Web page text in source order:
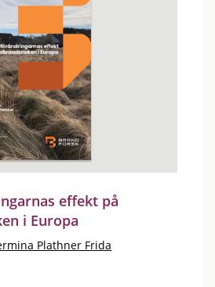
effekt på
i Europa
Plathner Frida